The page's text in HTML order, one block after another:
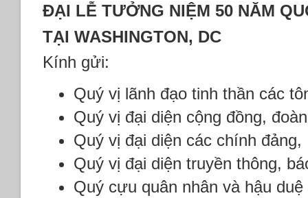
ĐẠI LỄ TƯỞNG NIỆM 50 NĂM
TẠI WASHINGTON, DC
Kính gửi:
Quý vị lãnh đạo tinh thần các
Quý vị đại diện cộng đồng,
Quý vị đại diện các chính đảng,
Quý vị đại diện truyền thông,
Quý cựu quân nhân và hậu